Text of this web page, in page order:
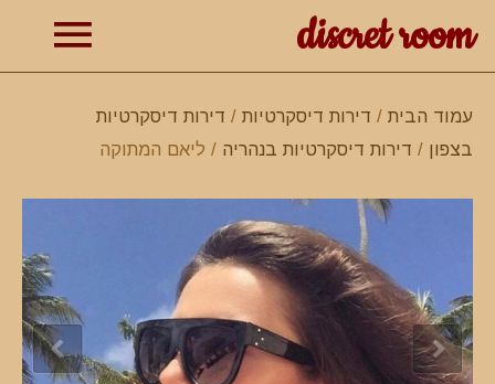
discret room
עמוד הבית / דירות דיסקרטיות / דירות דיסקרטיות
בצפון / דירות דיסקרטיות בנהריה / ליאם המתוקה